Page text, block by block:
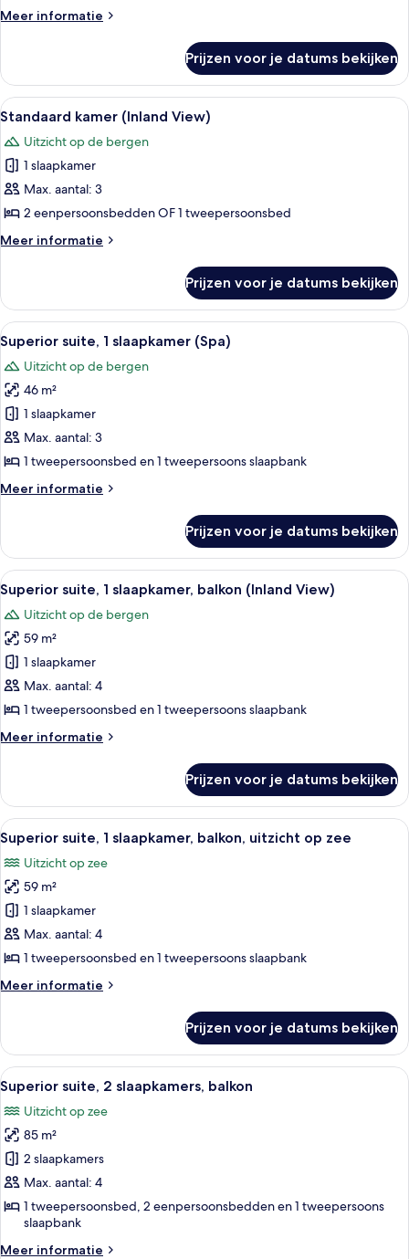
zee
Meer informatie
Meer
kamer,
balkon,
uitzicht
zee
Prijzen voor je datums bekijken
Alle
foto's
voor
Standaard
kamer
(Inland
View)
laden
Een moderne hotelkamer met een
5
Standaard kamer (Inland View)
Uitzicht op de bergen
1 slaapkamer
Max. aantal: 3
2 eenpersoonsbedden OF 1 tweepersoonsbed
Meer informatie
Meer
kamer
(Inland
View)
Prijzen voor je datums bekijken
Alle
foto's
voor
Superior
suite,
1
slaapkamer
laden
Een hotel met meerdere balkons,
6
Superior suite, 1 slaapkamer (Spa)
Uitzicht op de bergen
46 m²
1 slaapkamer
Max. aantal: 3
1 tweepersoonsbed en 1 tweepersoons slaapbank
Meer informatie
Meer
suite,
slaapkamer
(Spa)
Prijzen voor je datums bekijken
Alle
foto's
voor
Superior
suite,
1
slaapkamer,
(Inland
Een moderne woonkamer met een
7
Superior suite, 1 slaapkamer, balkon (Inland View)
Uitzicht op de bergen
59 m²
1 slaapkamer
Max. aantal: 4
1 tweepersoonsbed en 1 tweepersoons slaapbank
Meer informatie
Meer
suite,
slaapkamer,
balkon
(Inland
View)
Prijzen voor je datums bekijken
Alle
foto's
voor
Superior
suite,
1
slaapkamer,
uitzicht
laden
Een hotelkamer met een bed, een
8
Superior suite, 1 slaapkamer, balkon, uitzicht op zee
Uitzicht op zee
59 m²
1 slaapkamer
Max. aantal: 4
1 tweepersoonsbed en 1 tweepersoons slaapbank
Meer informatie
Meer
suite,
slaapkamer,
balkon,
uitzicht
op
zee
Prijzen voor je datums bekijken
Alle
foto's
voor
Superior
suite,
2
slaapkamers,
balkon
laden
Een moderne hotelkamer met een
9
Superior suite, 2 slaapkamers, balkon
Uitzicht op zee
85 m²
2 slaapkamers
Max. aantal: 4
1 tweepersoonsbed, 2 eenpersoonsbedden en 1 tweepersoons
slaapbank
Meer informatie
Meer